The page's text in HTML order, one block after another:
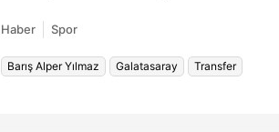
Haber Spor
Barış Alper Yılmaz Galatasaray Transfer